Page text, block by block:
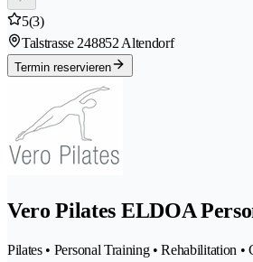
5(3)
Talstrasse 248852 Altendorf
Termin reservieren
Vero Pilates ELDOA
Pilates • Personal Training • Rehabilitation •